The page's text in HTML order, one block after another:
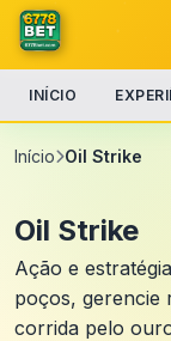
INÍCIO
Início Oil Strike
Oil Strike
Ação e
poços, gerencie
corrida pelo